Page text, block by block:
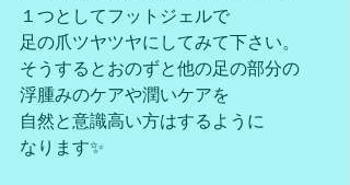
１つとしてフットジェルで
足の爪ツヤツヤにしてみて下さい。
そうするとおのずと他の足の部分の
浮腫みのケアや潤いケアを
自然と意識高い方はするように
なります✨